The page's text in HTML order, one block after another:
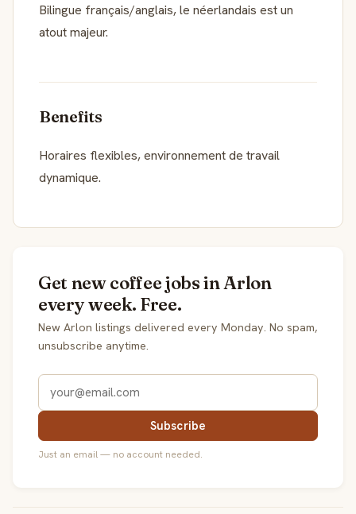
Bilingue français/anglais, le néerlandais est un
atout majeur.
Benefits
Horaires flexibles, environnement de travail
dynamique.
Get new coffee jobs in Arlon
every week. Free.
New Arlon listings delivered every Monday. No spam,
unsubscribe anytime.
Subscribe
Just an email — no account needed.